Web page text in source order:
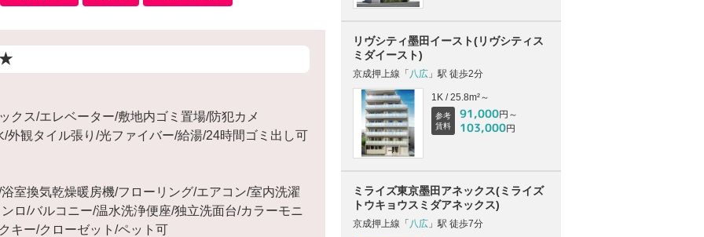
★
クス/エレベーター/敷地内ゴミ置場/防犯カメ
外観タイル張り/光ファイバー/給湯/24時間ゴミ出し可
室換気乾燥暖房機/フローリング/エアコン/室内洗濯
ロ/バルコニー/温水洗浄便座/独立洗面台/カラーモニ
キー/クローゼット/ペット可
リヴシティ墨田イースト(リヴシティス
ミダイースト)
京成押上線「 八広 」駅 徒歩2分
1K / 25.8m²～
参考
賃料
91,000円～
103,000円
ミライズ東京墨田アネックス(ミライズ
トウキョウスミダアネックス)
京成押上線「 八広 」駅 徒歩7分